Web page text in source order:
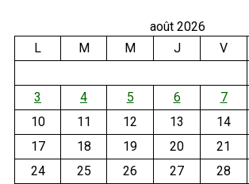
août 2026
L
M M J V
3
4 5 6 7
10
11 12 13 14
17
18 19 20 21
24
25 26 27 28